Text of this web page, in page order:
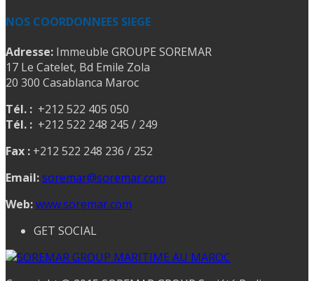
NOS COORDONNEES SIEGE
Adresse: Immeuble GROUPE SOREMAR
17 Le Catelet, Bd Emile Zola
20 300 Casablanca Maroc
Tél. : +212 522 405 050
Tél. : +212 522 248 245 / 249
Fax : +212 522 248 236 / 252
Email:soremar@soremar.com
Web:www.soremar.com
GET SOCIAL